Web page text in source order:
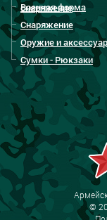
снаряжение
Военная форма
Снаряжение
Оружие и
Сумки - Рюкзаки
©